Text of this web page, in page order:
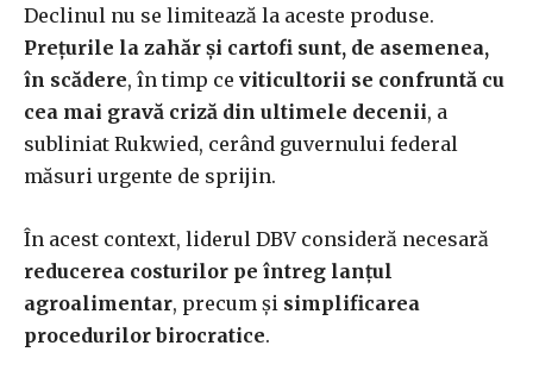
Declinul nu se limitează la aceste produse.
Prețurile la zahăr și cartofi sunt, de asemenea,
în scădere, în timp ce viticultorii se confruntă cu
cea mai gravă criză din ultimele decenii, a
subliniat Rukwied, cerând guvernului federal
măsuri urgente de sprijin.
În acest context, liderul DBV consideră necesară
reducerea costurilor pe întreg lanțul
agroalimentar, precum și simplificarea
procedurilor birocratice.